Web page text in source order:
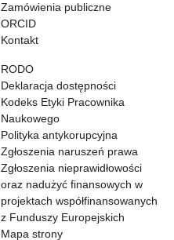
Zamówienia publiczne
ORCID
Kontakt
RODO
Deklaracja dostępności
Kodeks Etyki Pracownika
Naukowego
Polityka antykorupcyjna
Zgłoszenia naruszeń prawa
Zgłoszenia nieprawidłowości
oraz nadużyć finansowych w
projektach współfinansowanych
z Funduszy Europejskich
Mapa strony